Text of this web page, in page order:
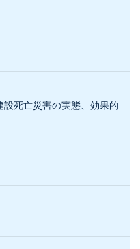
設死亡災害の実態、効果的